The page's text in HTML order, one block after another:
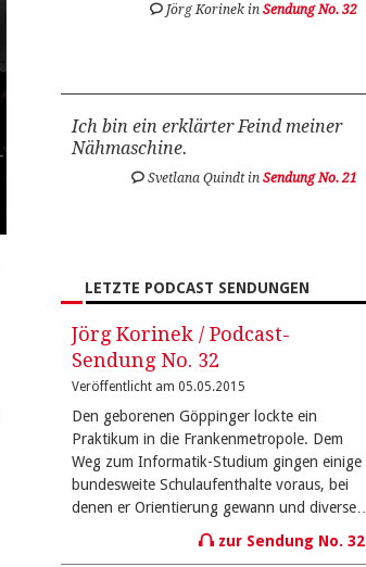
Jörg Korinek inSendung No. 32
Ich bin ein erklärter Feind meiner
Nähmaschine.
Svetlana Quindt inSendung No. 21
LETZTE PODCAST SENDUNGEN
Jörg Korinek / Podcast-
Sendung No. 32
Veröffentlicht am 05.05.2015
Den geborenen Göppinger lockte ein
Praktikum in die Frankenmetropole. Dem
Weg zum Informatik-Studium gingen einige
bundesweite Schulaufenthalte voraus, bei
denen er Orientierung gewann und diverse…
zur Sendung No. 32